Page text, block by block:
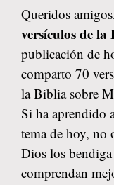
Queridos
versículos de
publicación de
comparto 70
la Biblia sobre
Si ha aprendido
tema de hoy, no
Dios los
comprendan